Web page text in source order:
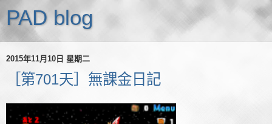
PAD blog
2015年11月10日 星期二
［第701天］無課金日記